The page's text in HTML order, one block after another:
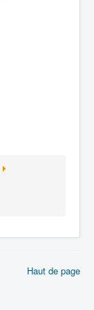
間
Haut de page